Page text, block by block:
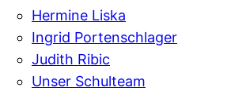
Hermine Liska
Ingrid Portenschlager
Judith Ribic
Unser Schulteam